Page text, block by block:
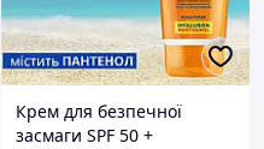
Крем для безпечної
засмаги SPF 50 +